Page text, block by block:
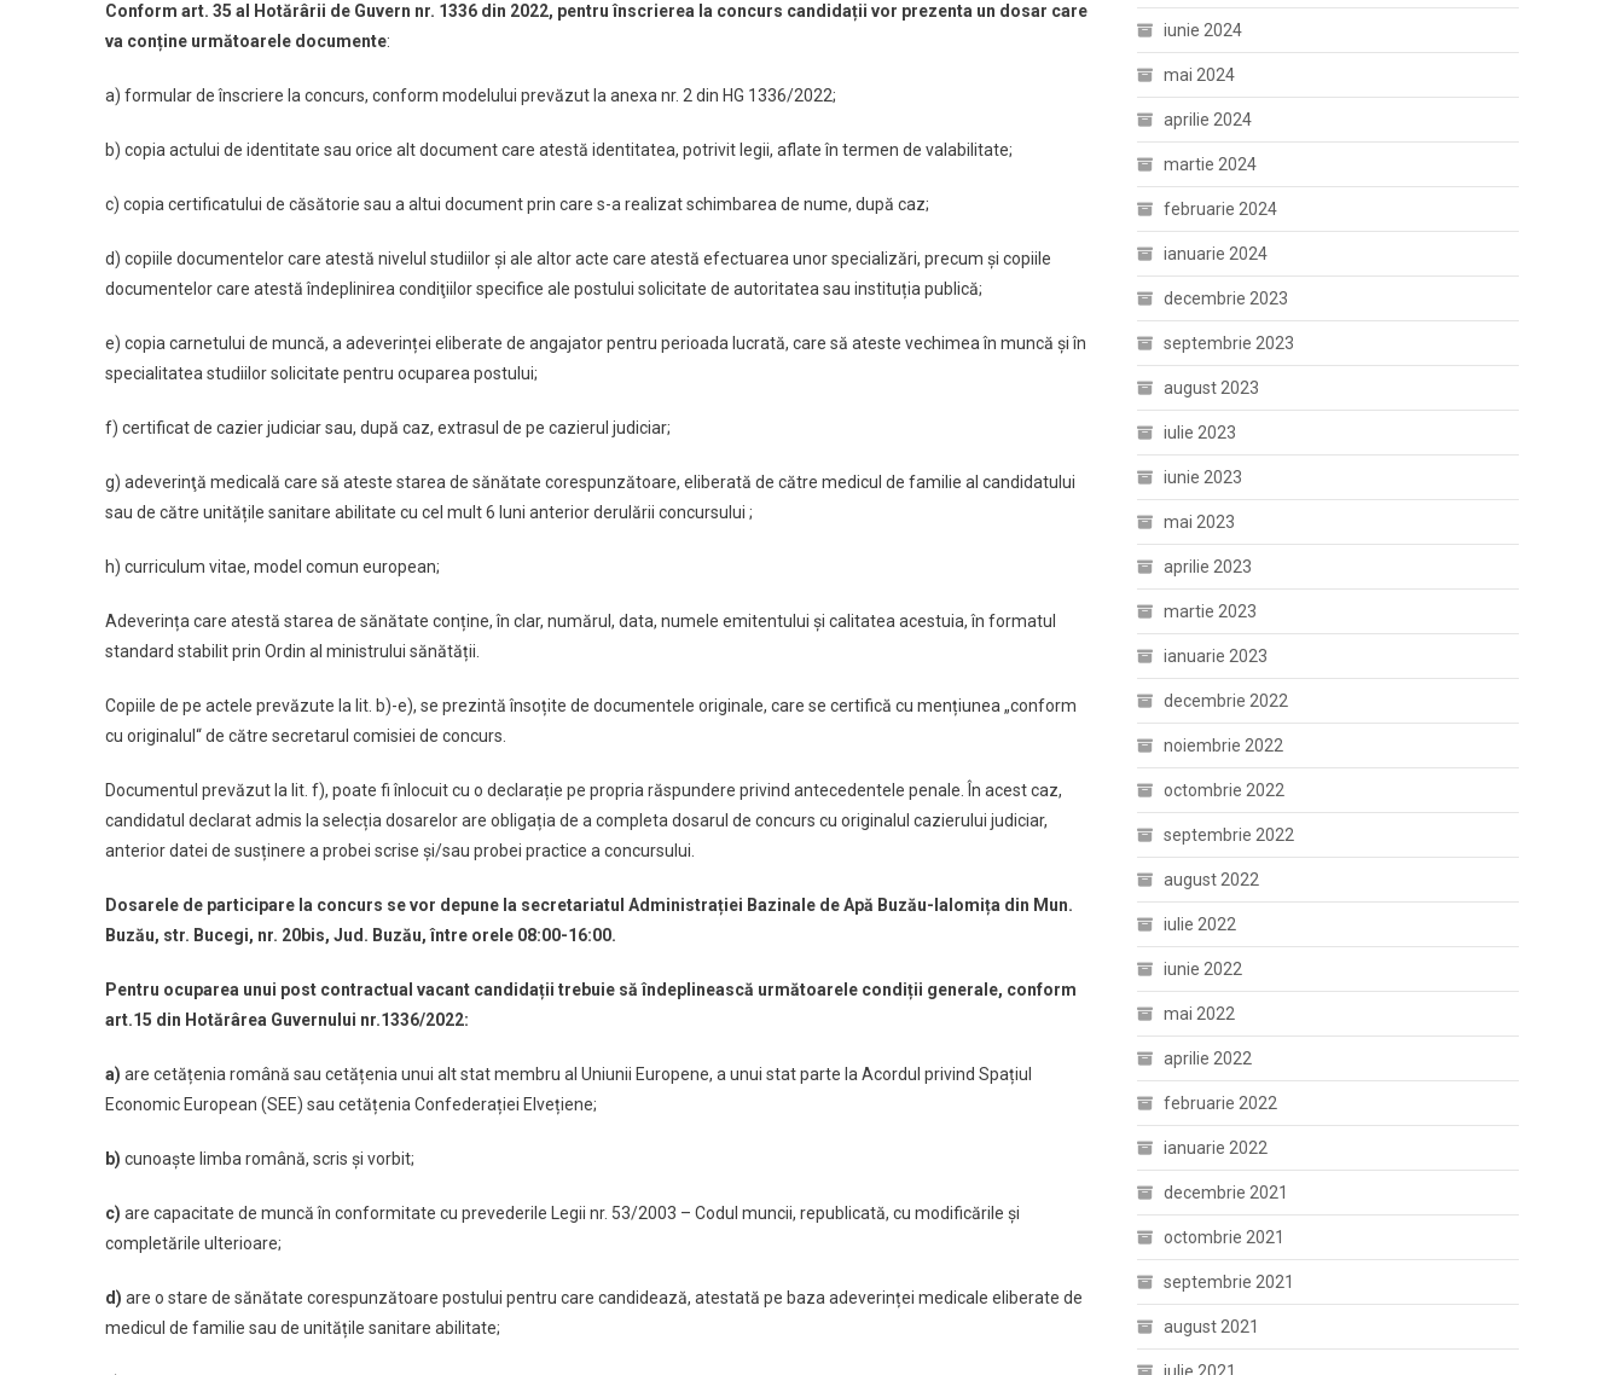
Conform art. 35 al Hotărârii de Guvern nr. 1336 din 2022, pentru înscrierea la concurs candidații vor prezenta un dosar care
va conține următoarele documente:
a) formular de înscriere la concurs, conform modelului prevăzut la anexa nr. 2 din HG 1336/2022;
b) copia actului de identitate sau orice alt document care atestă identitatea, potrivit legii, aflate în termen de valabilitate;
c) copia certificatului de căsătorie sau a altui document prin care s-a realizat schimbarea de nume, după caz;
d) copiile documentelor care atestă nivelul studiilor şi ale altor acte care atestă efectuarea unor specializări, precum şi copiile
documentelor care atestă îndeplinirea condiţiilor specifice ale postului solicitate de autoritatea sau instituția publică;
e) copia carnetului de muncă, a adeverinței eliberate de angajator pentru perioada lucrată, care să ateste vechimea în muncă şi în
specialitatea studiilor solicitate pentru ocuparea postului;
f) certificat de cazier judiciar sau, după caz, extrasul de pe cazierul judiciar;
g) adeverinţă medicală care să ateste starea de sănătate corespunzătoare, eliberată de către medicul de familie al candidatului
sau de către unitățile sanitare abilitate cu cel mult 6 luni anterior derulării concursului ;
h) curriculum vitae, model comun european;
Adeverința care atestă starea de sănătate conține, în clar, numărul, data, numele emitentului și calitatea acestuia, în formatul
standard stabilit prin Ordin al ministrului sănătății.
Copiile de pe actele prevăzute la lit. b)-e), se prezintă însoțite de documentele originale, care se certifică cu mențiunea „conform
cu originalul“ de către secretarul comisiei de concurs.
Documentul prevăzut la lit. f), poate fi înlocuit cu o declarație pe propria răspundere privind antecedentele penale. În acest caz,
candidatul declarat admis la selecția dosarelor are obligația de a completa dosarul de concurs cu originalul cazierului judiciar,
anterior datei de susținere a probei scrise și/sau probei practice a concursului.
Dosarele de participare la concurs se vor depune la secretariatul Administrației Bazinale de Apă Buzău-Ialomița din Mun.
Buzău, str. Bucegi, nr. 20bis, Jud. Buzău, între orele 08:00-16:00.
Pentru ocuparea unui post contractual vacant candidații trebuie să îndeplinească următoarele condiții generale, conform
art.15 din Hotărârea Guvernului nr.1336/2022:
a) are cetățenia română sau cetățenia unui alt stat membru al Uniunii Europene, a unui stat parte la Acordul privind Spațiul
Economic European (SEE) sau cetățenia Confederației Elvețiene;
b) cunoaște limba română, scris și vorbit;
c) are capacitate de muncă în conformitate cu prevederile Legii nr. 53/2003 – Codul muncii, republicată, cu modificările și
completările ulterioare;
d) are o stare de sănătate corespunzătoare postului pentru care candidează, atestată pe baza adeverinței medicale eliberate de
medicul de familie sau de unitățile sanitare abilitate;
iunie 2024
mai 2024
aprilie 2024
martie 2024
februarie 2024
ianuarie 2024
decembrie 2023
septembrie 2023
august 2023
iulie 2023
iunie 2023
mai 2023
aprilie 2023
martie 2023
ianuarie 2023
decembrie 2022
noiembrie 2022
octombrie 2022
septembrie 2022
august 2022
iulie 2022
iunie 2022
mai 2022
aprilie 2022
februarie 2022
ianuarie 2022
decembrie 2021
octombrie 2021
septembrie 2021
august 2021